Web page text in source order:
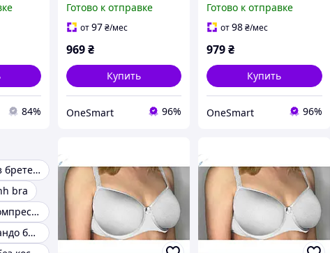
84%
без косточек для
повседневной носки
Готово к отправке
от97₴/мес
969₴
Купить
OneSmart 96%
и комфортный
бюстгальтер для
Готово к отправке
от98₴/мес
979₴
Купить
OneSmart 96%
Бюстгалтер без бретелек
bra
Бюстгальтер компрессионный
Бюстгальтер бандо без бретелек